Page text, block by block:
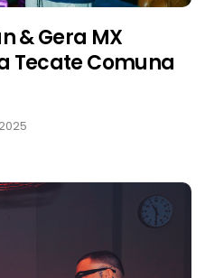
& Gera MX
Tecate Comuna